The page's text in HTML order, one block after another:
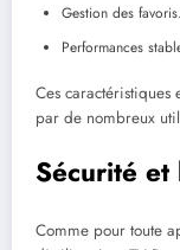
Gestion des favoris.
Performances
Ces
par de nombreux
Sécurité et
Comme pour toute